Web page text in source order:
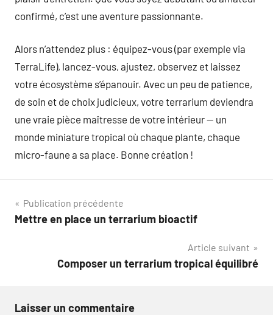
confirmé, c’est une aventure passionnante.
Alors n’attendez plus : équipez-vous (par exemple via
TerraLife), lancez-vous, ajustez, observez et laissez
votre écosystème s’épanouir. Avec un peu de patience,
de soin et de choix judicieux, votre terrarium deviendra
une vraie pièce maîtresse de votre intérieur — un
monde miniature tropical où chaque plante, chaque
micro-faune a sa place. Bonne création !
Navigation
de
Publication précédente
Mettre en place un terrarium bioactif
Article suivant
Composer un terrarium tropical équilibré
Laisser un commentaire